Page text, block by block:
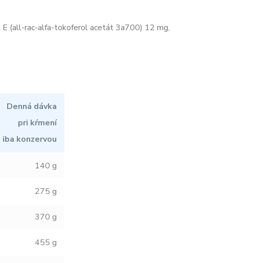
(all-rac-alfa-tokoferol acetát 3a700) 12 mg,
Denná dávka
pri kŕmení
iba konzervou
140 g
275 g
370 g
455 g